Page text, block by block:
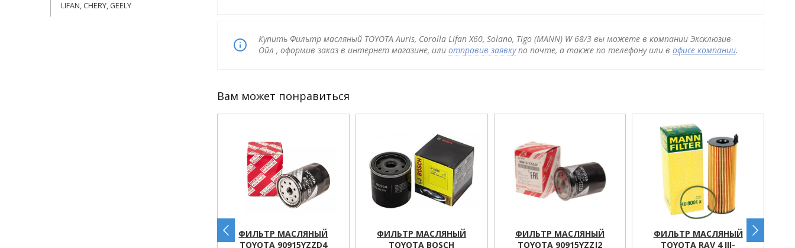
LIFAN, CHERY, GEELY
Купить Фильтр масляный TOYOTA Auris, Corolla Lifan X60, Solano, Tigo (MANN) W 68/3 вы можете в компании Эксклюзив-
Ойл , оформив заказ в интернет магазине, или отправив заявкупо почте, а также по телефону или в офисе компании.
Вам может понравиться
ФИЛЬТР МАСЛЯНЫЙ
TOYOTA 90915YZZD4
ФИЛЬТР МАСЛЯНЫЙ
TOYOTA BOSCH
ФИЛЬТР МАСЛЯНЫЙ
TOYOTA 90915YZZJ2
ФИЛЬТР МАСЛЯНЫЙ
TOYOTA RAV 4 III-